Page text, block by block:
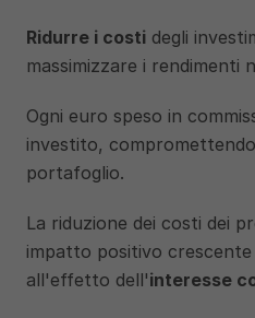
Ridurre i costi degli
massimizzare i rendimenti
Ogni euro speso in
investito,
portafoglio.
La riduzione dei costi dei
impatto positivo
all'effetto dell'interesse